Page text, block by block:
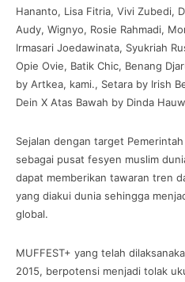
Hananto, Lisa Fitria, Vivi Zubedi,
Audy, Wignyo, Rosie Rahmadi,
Irmasari Joedawinata, Syukriah
Opie Ovie, Batik Chic, Benang
by Artkea, kami., Setara by Irish
Dein X Atas Bawah by Dinda
Sejalan dengan target
sebagai pusat fesyen muslim
dapat memberikan tawaran tren
yang diakui dunia sehingga
global.
MUFFEST+ yang telah
2015, berpotensi menjadi tolak